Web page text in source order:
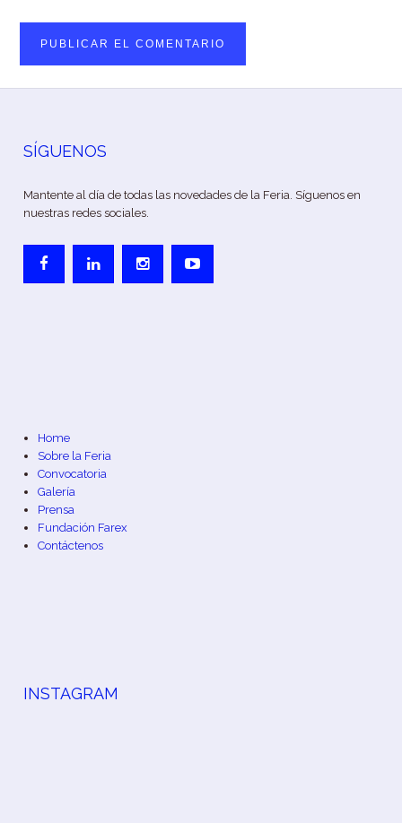
SÍGUENOS
Mantente al día de todas las novedades de la Feria. Síguenos en
nuestras redes sociales.
Home
Sobre la Feria
Convocatoria
Galería
Prensa
Fundación Farex
Contáctenos
INSTAGRAM